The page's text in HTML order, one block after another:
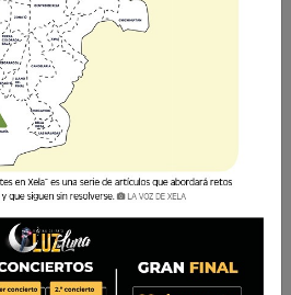
el mes de la madre, pero